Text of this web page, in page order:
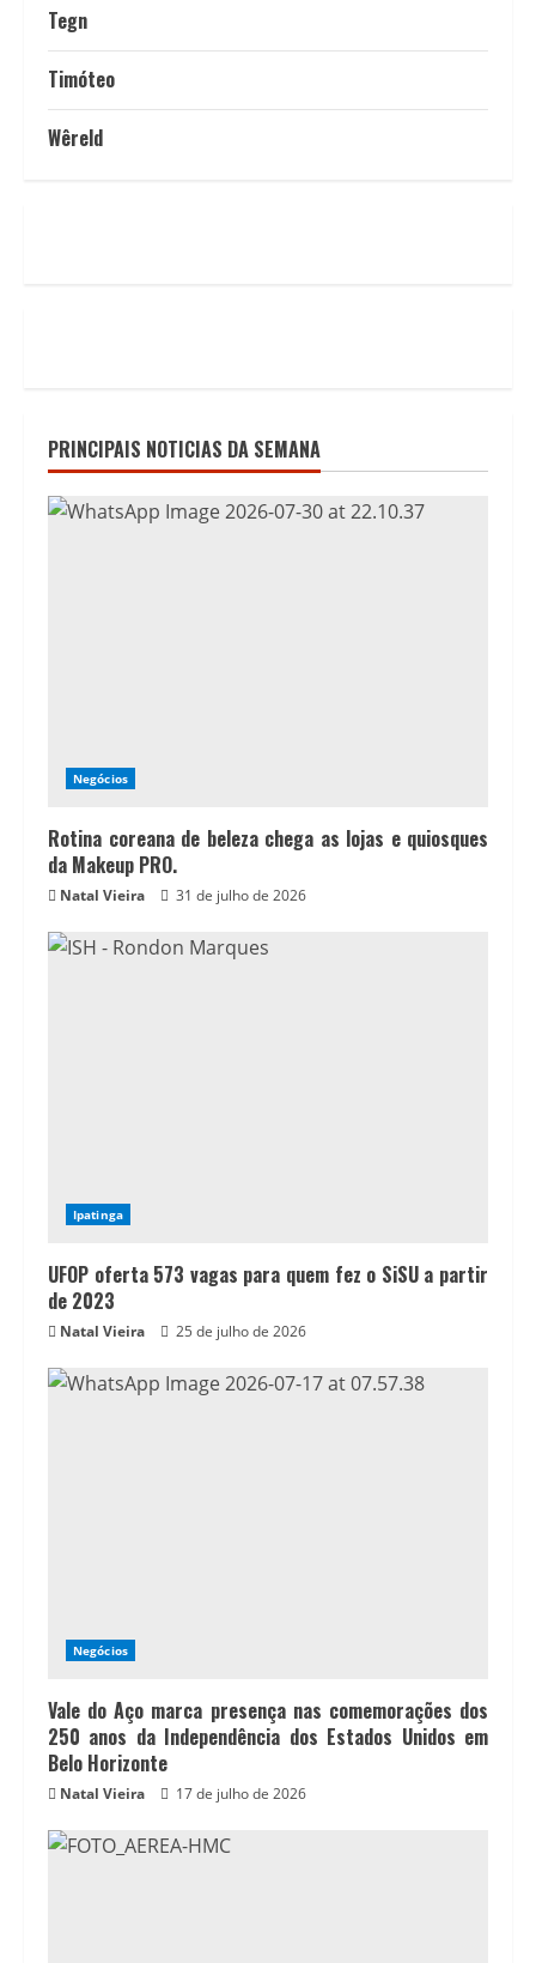
Tegn
Timóteo
Wêreld
PRINCIPAIS NOTICIAS DA SEMANA
Negócios
Rotina coreana de beleza chega as lojas e quiosques
da Makeup PRO.
Natal Vieira 31 de julho de 2026
Ipatinga
UFOP oferta 573 vagas para quem fez o SiSU a partir
de 2023
Natal Vieira 25 de julho de 2026
Negócios
Vale do Aço marca presença nas comemorações dos
250 anos da Independência dos Estados Unidos em
Belo Horizonte
Natal Vieira 17 de julho de 2026